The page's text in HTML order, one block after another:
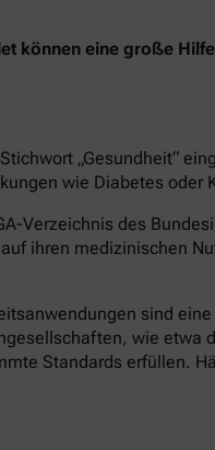
können eine große
„Gesundheit“
wie Diabetes
Verzeichnis des
ihren medizinischen
sind
wie
Standards erfüllen.